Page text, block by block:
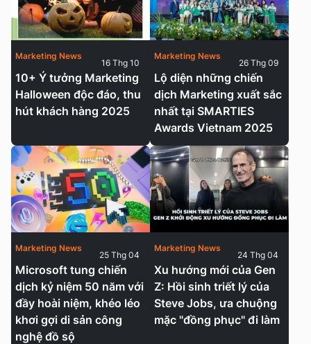
10+ Ý tưởng Marketing
Halloween độc đáo, thu
hút khách hàng 2025
Marketing News
16 Thg 10
Lộ diện những chiến
dịch Marketing xuất sắc
nhất tại SMARTIES
Awards Vietnam 2025
Marketing News
26 Thg 09
Microsoft tung chiến
dịch kỷ niệm 50 năm với
đầy hoài niệm, khéo léo
khơi gợi di sản công
nghệ đồ sộ
Marketing News
25 Thg 04
Xu hướng mới của Gen
Z: Hồi sinh triết lý của
Steve Jobs, ưa chuộng
mặc "đồng phục" đi làm
Marketing News
24 Thg 04